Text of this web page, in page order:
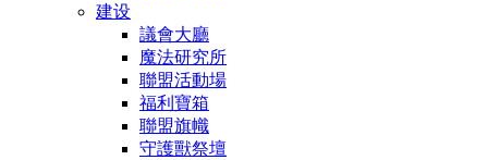
建设
議會大廳
魔法研究所
聯盟活動場
福利寶箱
聯盟旗幟
守護獸祭壇